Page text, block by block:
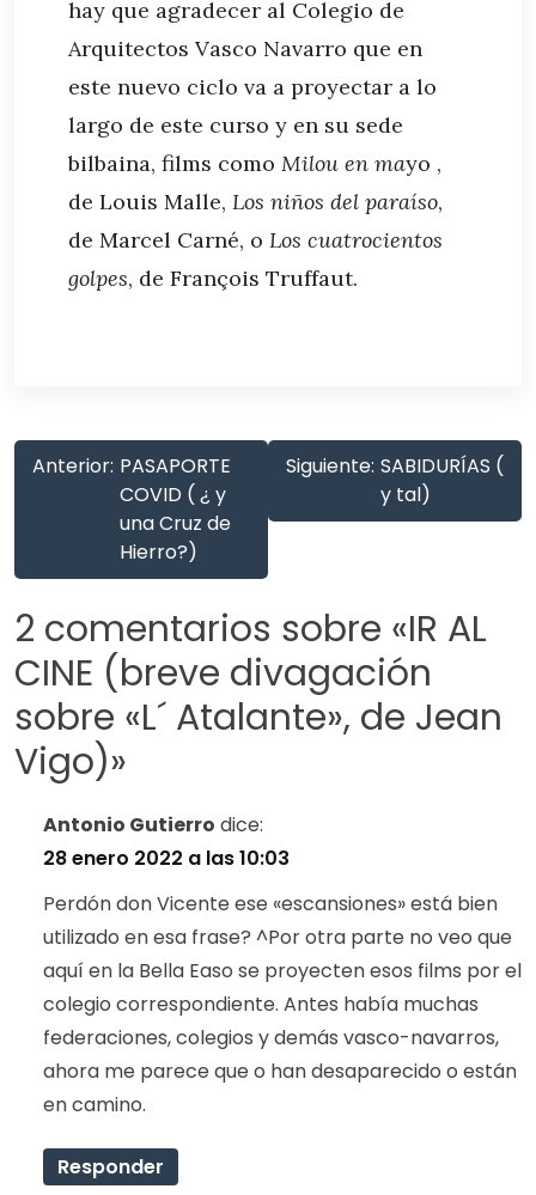
hay que agradecer al Colegio de
Arquitectos Vasco Navarro que en
este nuevo ciclo va a proyectar a lo
largo de este curso y en su sede
bilbaina, films como Milou en mayo ,
de Louis Malle, Los niños del paraíso,
de Marcel Carné, o Los cuatrocientos
golpes, de François Truffaut.
Anterior: PASAPORTE
COVID ( ¿ y
una Cruz de
Hierro?)
Siguiente: SABIDURÍAS (
y tal)
2 comentarios sobre «IR AL
CINE (breve divagación
sobre «L´ Atalante», de Jean
Vigo)»
Antonio Gutierro dice:
28 enero 2022 a las 10:03
Perdón don Vicente ese «escansiones» está bien
utilizado en esa frase? ^Por otra parte no veo que
aquí en la Bella Easo se proyecten esos films por el
colegio correspondiente. Antes había muchas
federaciones, colegios y demás vasco-navarros,
ahora me parece que o han desaparecido o están
en camino.
Responder